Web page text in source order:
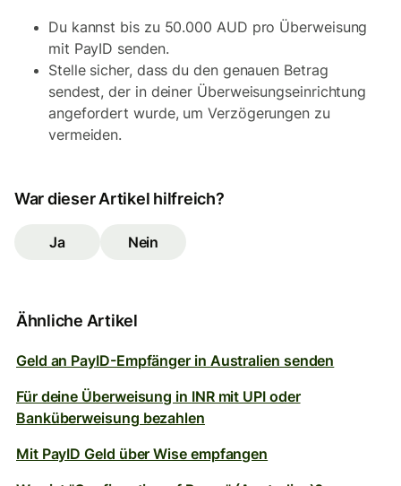
Du kannst bis zu 50.000 AUD pro Überweisung
mit PayID senden.
Stelle sicher, dass du den genauen Betrag
sendest, der in deiner Überweisungseinrichtung
angefordert wurde, um Verzögerungen zu
vermeiden.
War dieser Artikel hilfreich?
Ja Nein
Ähnliche Artikel
Geld an PayID-Empfänger in Australien senden
Für deine Überweisung in INR mit UPI oder
Banküberweisung bezahlen
Mit PayID Geld über Wise empfangen